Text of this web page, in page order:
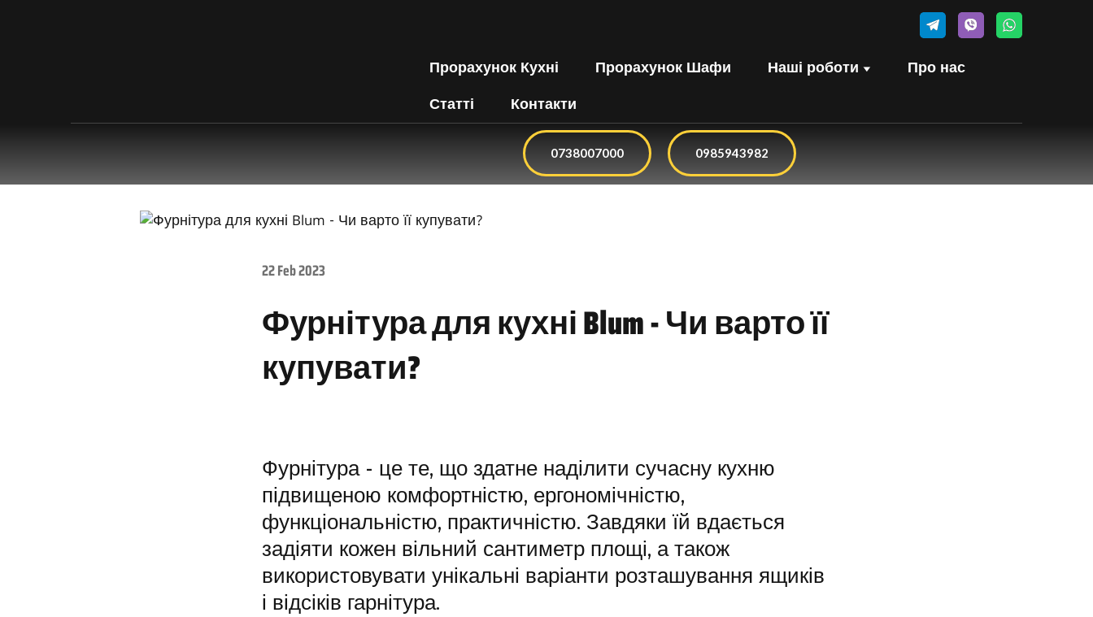
Прорахунок Кухні Прорахунок Шафи Наші роботи
Про нас
Статті
Контакти
0738007000 0985943982
22 Feb 2023
Фурнітура для кухні Blum - Чи варто її
купувати?
Фурнітура - це те, що здатне наділити сучасну кухню
підвищеною комфортністю, ергономічністю,
функціональністю, практичністю. Завдяки їй вдається
задіяти кожен вільний сантиметр площі, а також
використовувати унікальні варіанти розташування ящиків
і відсіків гарнітура.